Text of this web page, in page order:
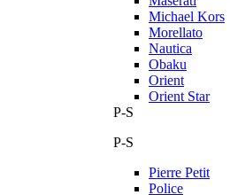
Michael Kors
Morellato
Nautica
Obaku
Orient
Orient Star
P-S
P-S
Pierre Petit
Police